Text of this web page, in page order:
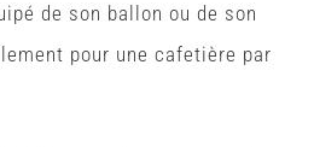
de son ballon ou de son
pour une cafetière par